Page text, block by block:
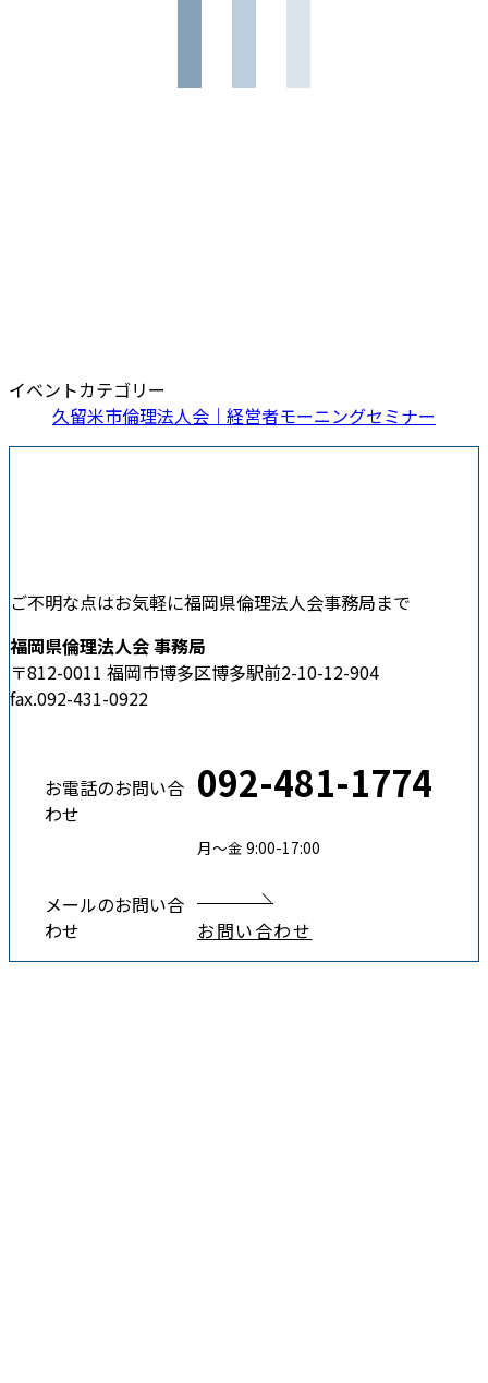
イベントカテゴリー
久留米市倫理法人会｜経営者モーニングセミナー
ご不明な点はお気軽に福岡県倫理法人会事務局まで
福岡県倫理法人会 事務局
〒812-0011 福岡市博多区博多駅前2-10-12-904
fax.092-431-0922
お電話のお問い合
わせ
092-481-1774
月〜金 9:00-17:00
メールのお問い合
わせ
お問い合わせ